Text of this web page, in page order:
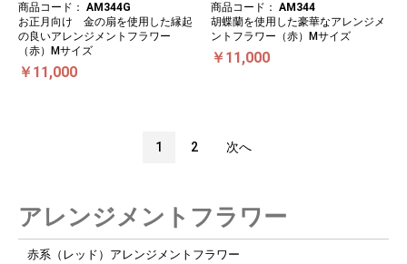
商品コード： AM344G
お正月向け 金の扇を使用した縁起
の良いアレンジメントフラワー
（赤）Mサイズ
￥11,000
商品コード： AM344
胡蝶蘭を使用した豪華なアレンジメ
ントフラワー（赤）Mサイズ
￥11,000
1 2 次へ
アレンジメントフラワー
赤系（レッド）アレンジメントフラワー